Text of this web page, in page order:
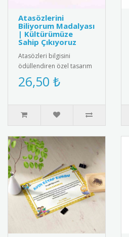
Atasözlerini
Biliyorum Madalyası
| Kültürümüze
Sahip Çıkıyoruz
Atasözleri bilgisini
ödüllendiren özel tasarım
madalya. Türk kültürünü
yaşatmak ve dil
26,50 ₺